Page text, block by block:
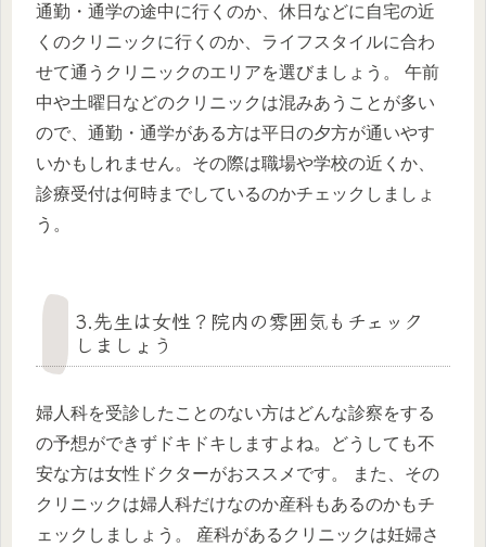
通勤・通学の途中に行くのか、休日などに自宅の近
くのクリニックに行くのか、ライフスタイルに合わ
せて通うクリニックのエリアを選びましょう。 午前
中や土曜日などのクリニックは混みあうことが多い
ので、通勤・通学がある方は平日の夕方が通いやす
いかもしれません。その際は職場や学校の近くか、
診療受付は何時までしているのかチェックしましょ
う。
3.先生は女性？院内の雰囲気もチェック
しましょう
婦人科を受診したことのない方はどんな診察をする
の予想ができずドキドキしますよね。どうしても不
安な方は女性ドクターがおススメです。 また、その
クリニックは婦人科だけなのか産科もあるのかもチ
ェックしましょう。 産科があるクリニックは妊婦さ